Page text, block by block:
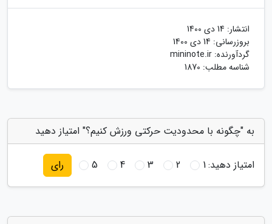
انتشار: 14 دی 1400
بروزرسانی: 14 دی 1400
گردآورنده: mininote.ir
شناسه مطلب: 1870
به "چگونه با محدودیت حرکتی ورزش کنیم؟" امتیاز دهید
امتیاز دهید:1
2
3
4
5 رای